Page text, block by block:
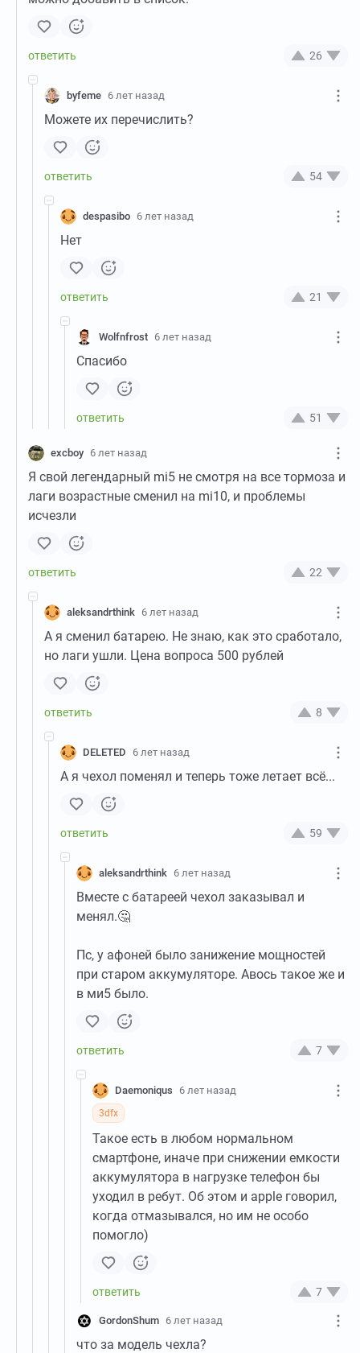
26
byfeme 6 лет назад
Можете их перечислить?
54
despasibo 6 лет назад
Нет
21
Wolfnfrost 6 лет назад
Спасибо
51
excboy 6 лет назад
Я свой легендарный mi5 не смотря на все тормоза и
лаги возрастные сменил на mi10, и проблемы
исчезли
22
aleksandrthink 6 лет назад
А я сменил батарею. Не знаю, как это сработало,
но лаги ушли. Цена вопроса 500 рублей
8
DELETED 6 лет назад
А я чехол поменял и теперь тоже летает всё...
59
aleksandrthink 6 лет назад
Вместе с батареей чехол заказывал и
менял.🤔
Пс, у афоней было занижение мощностей
при старом аккумуляторе. Авось такое же и
в ми5 было.
7
Daemoniqus 6 лет назад
3dfx
Такое есть в любом нормальном
смартфоне, иначе при снижении емкости
аккумулятора в нагрузке телефон бы
уходил в ребут. Об этом и apple говорил,
когда отмазывался, но им не особо
помогло)
7
GordonShum 6 лет назад
что за модель чехла?